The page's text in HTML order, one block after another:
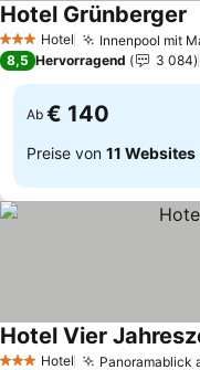
3 SterneHotel Innenpool mit
Hotel Grünberger
8,5 Hervorragend 3 084
Ab € 140
Preise von 11 Websites
Hotel Panoramablick
Hotel Vier